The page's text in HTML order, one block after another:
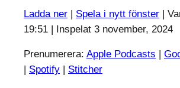
Ladda ner | Spela i nytt fönster |
19:51 | Inspelat 3 november, 2024
Prenumerera: Apple Podcasts |
| Spotify | Stitcher